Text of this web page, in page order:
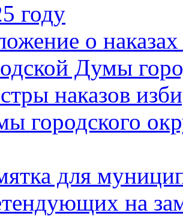
году
о
Думы
наказов
городского
для
на